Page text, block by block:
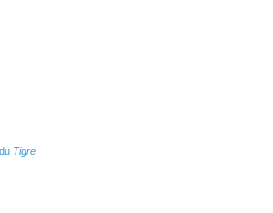
Tigre